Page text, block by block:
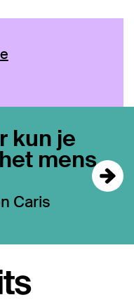
kun je
mens
Caris
Inzoomen